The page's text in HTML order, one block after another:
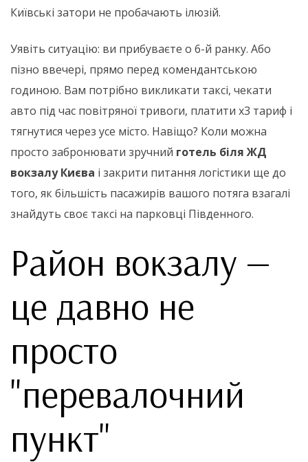
Київські затори не пробачають ілюзій.
Уявіть ситуацію: ви прибуваєте о 6-й ранку. Або
пізно ввечері, прямо перед комендантською
годиною. Вам потрібно викликати таксі, чекати
авто під час повітряної тривоги, платити х3 тариф і
тягнутися через усе місто. Навіщо? Коли можна
просто забронювати зручний готель біля ЖД
вокзалу Києва і закрити питання логістики ще до
того, як більшість пасажирів вашого потяга взагалі
знайдуть своє таксі на парковці Південного.
Район вокзалу —
це давно не
просто
"перевалочний
пункт"